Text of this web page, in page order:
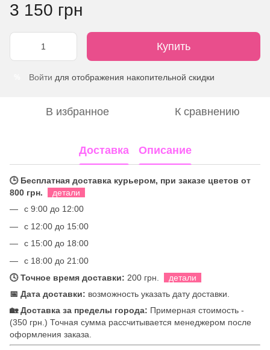
3 150 грн
Купить
Войти для отображения накопительной скидки
В избранное К сравнению
Доставка Описание
🕒 Бесплатная доставка курьером, при заказе цветов от
800 грн.
детали
с 9:00 до 12:00
с 12:00 до 15:00
с 15:00 до 18:00
с 18:00 до 21:00
🕓 Точное время доставки: 200 грн.
детали
📅 Дата доставки: возможность указать дату доставки.
🏡 Доставка за пределы города: Примерная стоимость -
(350 грн.) Точная сумма рассчитывается менеджером после
оформления заказа.